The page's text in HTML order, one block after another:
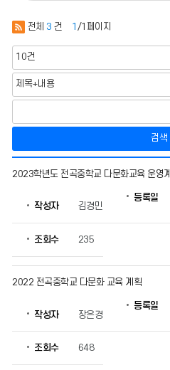
전체 3 건 1 /1페이지
검색
기
의
물
번
자,
2023학년도 전곡중학교 다문화교육 운영
작성자 김경민
등록일
조회수 235
2022 전곡중학교 다문화 교육 계획
작성자 장은경
등록일
조회수 648